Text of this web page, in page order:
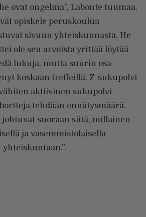
ovat ongelma”, Labonte tuumaa.
opiskele peruskoulua
sivuun yhteiskunnasta. He
ole sen arvoista yrittää löytää
lukuja, mutta suurin osa
koskaan treffeillä. Z-sukupolvi
aktiivinen sukupolvi
tehdään ennätysmäärä.
suoraan siitä, millainen
ja vasemmistolaisella